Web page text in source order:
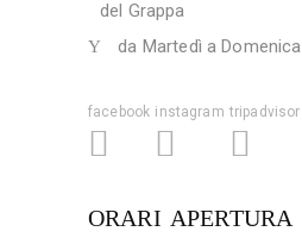
del Grappa
da Martedì a Domenica
facebook instagram tripadvisor
ORARI APERTURA